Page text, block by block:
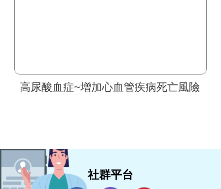
高尿酸血症~增加心血管疾病死亡風險
社群平台